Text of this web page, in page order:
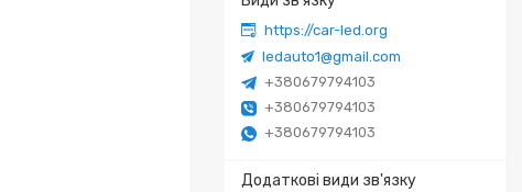
https://car-led.org
ledauto1@gmail.com
+380679794103
+380679794103
+380679794103